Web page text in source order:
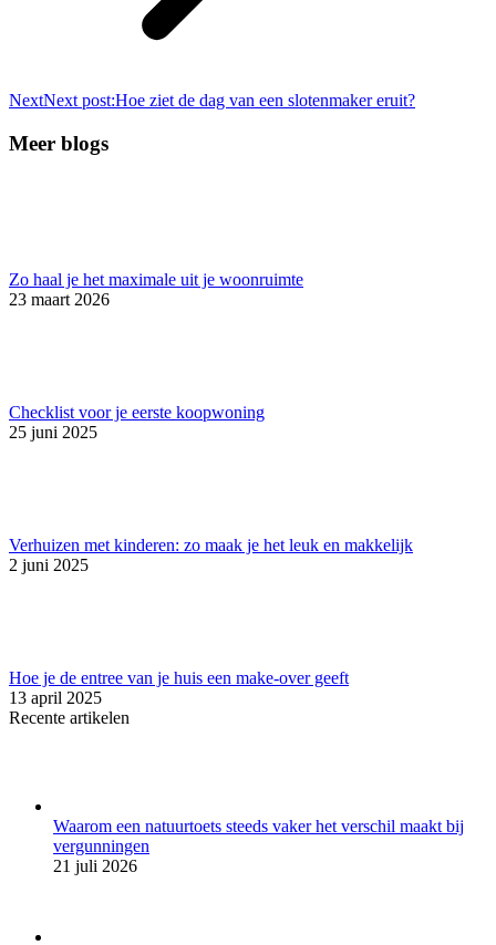
NextNext post:Hoe ziet de dag van een slotenmaker eruit?
Meer blogs
Zo haal je het maximale uit je woonruimte
23 maart 2026
Checklist voor je eerste koopwoning
25 juni 2025
Verhuizen met kinderen: zo maak je het leuk en makkelijk
2 juni 2025
Hoe je de entree van je huis een make-over geeft
13 april 2025
Recente artikelen
Waarom een natuurtoets steeds vaker het verschil maakt bij
vergunningen
21 juli 2026